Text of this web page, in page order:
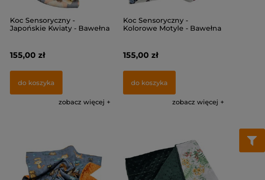
Koc Sensoryczny -
Japońskie Kwiaty - Bawełna
155,00 zł
do koszyka
zobacz więcej
Koc Sensoryczny -
Kolorowe Motyle - Bawełna
155,00 zł
do koszyka
zobacz więcej